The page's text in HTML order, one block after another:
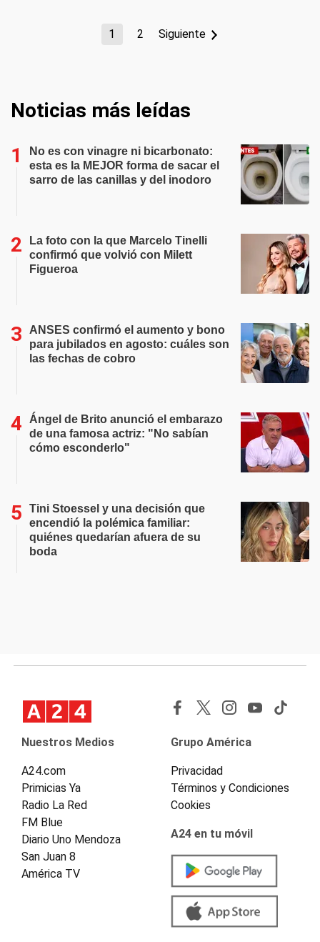
1 2 Siguiente
Noticias más leídas
No es con vinagre ni bicarbonato:
esta es la MEJOR forma de sacar el
sarro de las canillas y del inodoro
La foto con la que Marcelo Tinelli
confirmó que volvió con Milett
Figueroa
ANSES confirmó el aumento y bono
para jubilados en agosto: cuáles son
las fechas de cobro
Ángel de Brito anunció el embarazo
de una famosa actriz: "No sabían
cómo esconderlo"
Tini Stoessel y una decisión que
encendió la polémica familiar:
quiénes quedarían afuera de su
boda
Nuestros Medios
A24.com
Primicias Ya
Radio La Red
FM Blue
Diario Uno Mendoza
San Juan 8
América TV
Grupo América
Privacidad
Términos y Condiciones
Cookies
A24 en tu móvil